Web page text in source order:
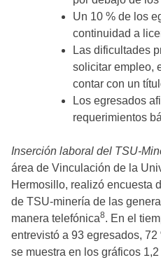
Un 10 % de los
continuidad a
Las dificultades
solicitar empleo,
contar con un
Los egresados
requerimientos
Inserción laboral del TSU-
área de Vinculación de la
Hermosillo, realizó encuesta
de TSU-minería de las
manera telefónica8. En el
entrevistó a 93 egresados,
se muestra en los gráficos 1,2